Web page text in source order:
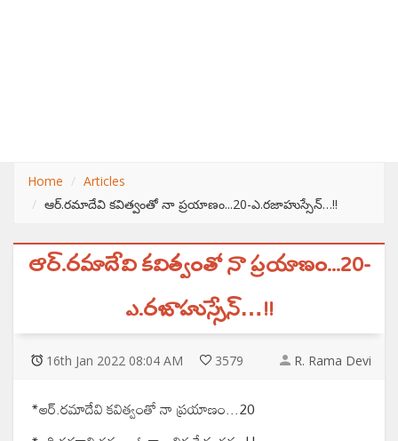
Home
Articles
ఆర్.రమాదేవి కవిత్వంతో నా ప్రయాణం...20-ఎ.రజాహుస్సేన్…!!
ఆర్.రమాదేవి కవిత్వంతో నా ప్రయాణం...20-
ఎ.రజాహుస్సేన్…!!
16th Jan 2022 08:04 AM 3579 R. Rama Devi
*ఆర్.రమాదేవి కవిత్వంతో నా ప్రయాణం...20